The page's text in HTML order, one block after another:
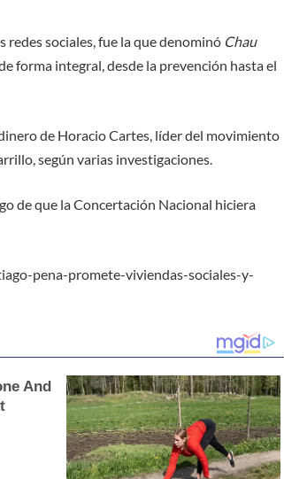
redes sociales, fue la que denominó Chau
forma integral, desde la prevención hasta el
de Horacio Cartes, líder del movimiento
según varias investigaciones.
de que la Concertación Nacional hiciera
pena-promete-viviendas-sociales-y-